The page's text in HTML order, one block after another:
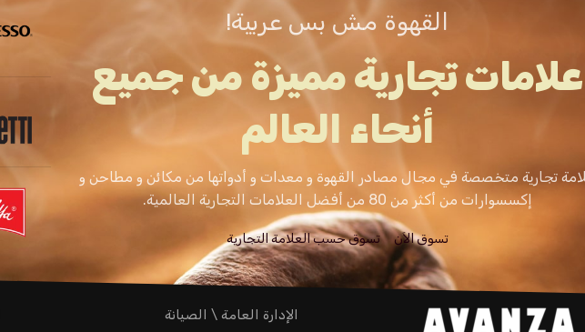
القهوة مش بس عربية!
علامات تجارية مميزة من جميع
أنحاء العالم
تجارية متخصصة في مجال مصادر القهوة و معدات و أدواتها من مكائن و مطاحن و
إكسسوارات من أكثر من 80 من أفضل العلامات التجارية العالمية.
تسوق الاَن تسوق حسب العلامة التجارية
الإدارة العامة \ الصيانة